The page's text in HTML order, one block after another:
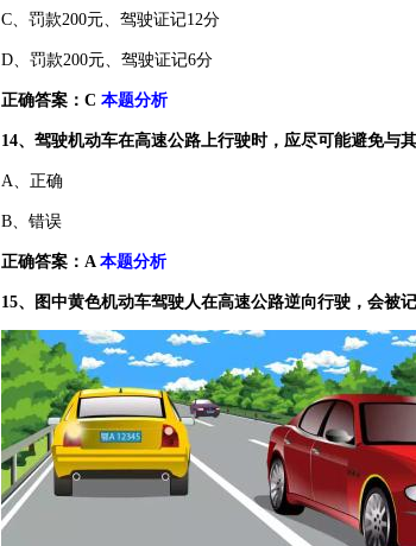
C、罚款200元、驾驶证记12分
D、罚款200元、驾驶证记6分
正确答案：C 本题分析
14、驾驶机动车在高速公路上行驶时，应尽可能避免与
A、正确
B、错误
正确答案：A 本题分析
15、图中黄色机动车驾驶人在高速公路逆向行驶，会被记